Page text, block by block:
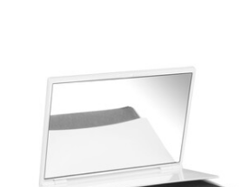
Hilfsmittel
alle Produkte
Pflege nach
alle Produkte